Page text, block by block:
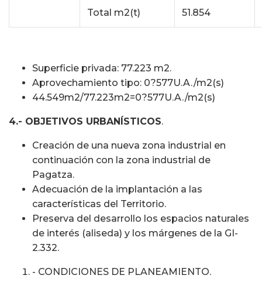
Total m2(t) 51.854
Superficie privada: 77.223 m2.
Aprovechamiento tipo: 0?577U.A./m2(s)
44.549m2/77.223m2=0?577U.A./m2(s)
4.- OBJETIVOS URBANÍSTICOS.
Creación de una nueva zona industrial en
continuación con la zona industrial de
Pagatza.
Adecuación de la implantación a las
características del Territorio.
Preserva del desarrollo los espacios naturales
de interés (aliseda) y los márgenes de la GI-
2.332.
- CONDICIONES DE PLANEAMIENTO.